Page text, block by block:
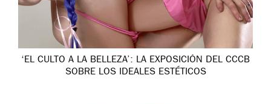
‘EL CULTO A LA BELLEZA’: LA EXPOSICIÓN DEL CCCB
SOBRE LOS IDEALES ESTÉTICOS